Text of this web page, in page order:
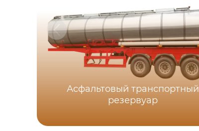
Асфальтовый транспортный
резервуар